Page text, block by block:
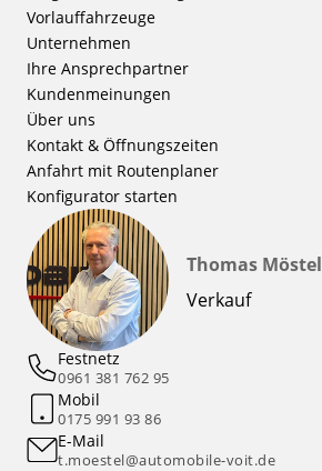
Vorlauffahrzeuge
Unternehmen
Ihre Ansprechpartner
Kundenmeinungen
Über uns
Kontakt & Öffnungszeiten
Anfahrt mit Routenplaner
Konfigurator starten
Thomas Möstel
Verkauf
Festnetz
0961 381 762 95
Mobil
0175 991 93 86
E-Mail
t.moestel@automobile-voit.de